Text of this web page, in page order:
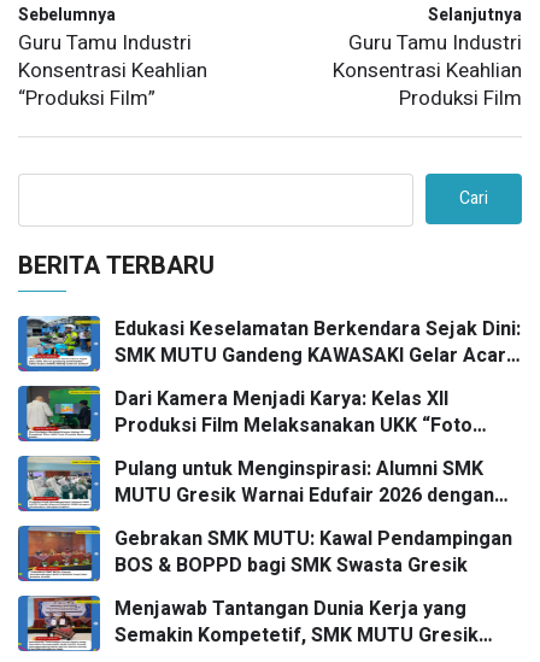
Sebelumnya
Guru Tamu Industri
Konsentrasi Keahlian
“Produksi Film”
Selanjutnya
Guru Tamu Industri
Konsentrasi Keahlian
Produksi Film
Cari
BERITA TERBARU
Edukasi Keselamatan Berkendara Sejak Dini:
SMK MUTU Gandeng KAWASAKI Gelar Acara
Dari Kamera Menjadi Karya: Kelas XII
Produksi Film Melaksanakan UKK “Foto
Pulang untuk Menginspirasi: Alumni SMK
MUTU Gresik Warnai Edufair 2026 dengan
Gebrakan SMK MUTU: Kawal Pendampingan
BOS & BOPPD bagi SMK Swasta Gresik
Menjawab Tantangan Dunia Kerja yang
Semakin Kompetetif, SMK MUTU Gresik